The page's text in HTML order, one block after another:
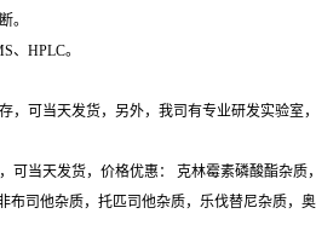
。
、HPLC。
可当天发货，另外，我司有专业研发实验室
可当天发货，价格优惠： 克林霉素磷酸酯杂
布司他杂质，托匹司他杂质，乐伐替尼杂质